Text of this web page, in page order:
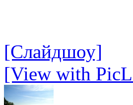
[Слайдшоу]
[View with